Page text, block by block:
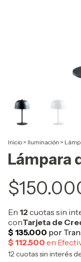
Inicio > Iluminación >
Lámpara
12cuotas sin interés